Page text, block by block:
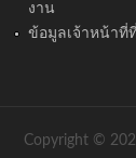
งาน
ข้อมูลเจ้าหน้าที่
Copyright ©